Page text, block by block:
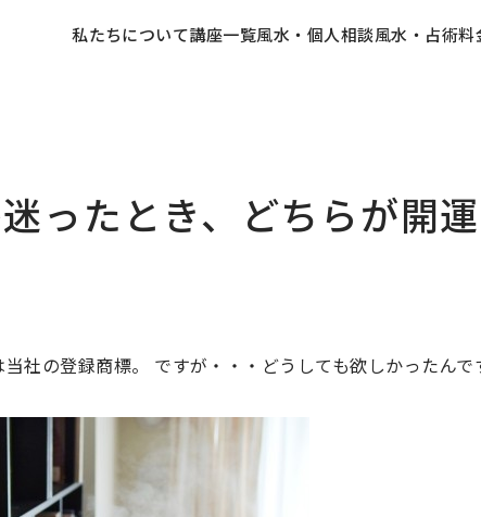
私たちについて講座一覧風水・個人相談風水・占術料
ったとき、どちらが開
社の登録商標。 ですが・・・どうしても欲しかったんで